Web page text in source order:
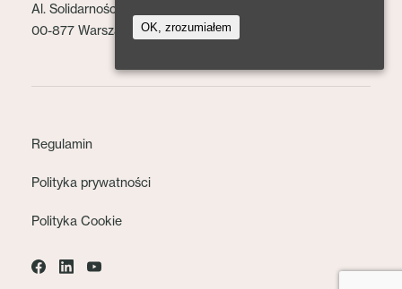
Al. Solidarności 153 lok. 2
00-877 Warszawa
Regulamin
Polityka prywatności
Polityka Cookie
OK, zrozumiałem